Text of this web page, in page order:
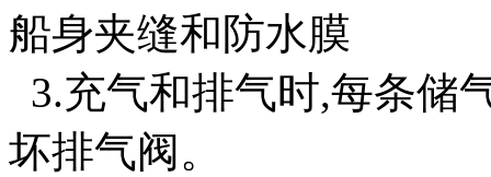
船身夹缝和防水膜
3.充气和排气时,每条储
坏排气阀。